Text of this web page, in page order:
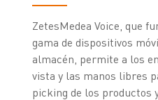
ZetesMedea Voice, que
gama de dispositivos
almacén, permite a los
vista y las manos libres
picking de los productos